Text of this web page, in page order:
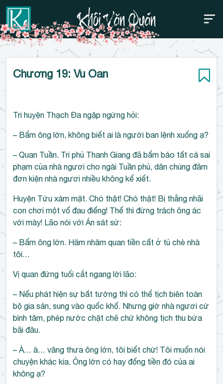
Bỏ
Thanh điều hướng trên
Chương 19: Vu Oan
Tri huyện Thạch Đa ngập ngừng hỏi:
– Bẩm ông lớn, không biết ai là người ban lệnh xuống ạ?
– Quan Tuần. Tri phủ Thanh Giang đã bẩm báo tất cả sai
phạm của nhà ngươi cho ngài Tuần phủ, dân chúng đâm
đơn kiện nhà ngươi nhiều không kể xiết.
Huyện Tửu xám mặt. Chó thật! Chó thật! Bị thằng nhãi
con chơi một vố đau điếng! Thế thì đừng trách ông ác
với mày! Lão nói với Án sát sứ:
– Bẩm ông lớn. Hăm nhăm quan tiền cất ở tủ chè nhà
tôi…
Vị quan đứng tuổi cắt ngang lời lão:
– Nếu phát hiện sự bất tường thì có thể tịch biên toàn
bộ gia sản, sung vào quốc khố. Nhưng giờ nhà ngươi cứ
bình tâm, phép nước chặt chẽ chứ không tịch thu bừa
bãi đâu.
– À… à… vâng thưa ông lớn, tôi biết chứ! Tôi muốn nói
chuyện khác kia. Ông lớn có hay đống tiền đó của ai
không ạ?